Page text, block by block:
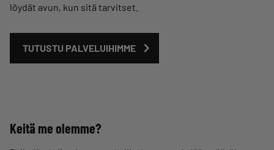
löydät avun, kun sitä tarvitset.
TUTUSTU PALVELUIHIMME
Keitä me olemme?